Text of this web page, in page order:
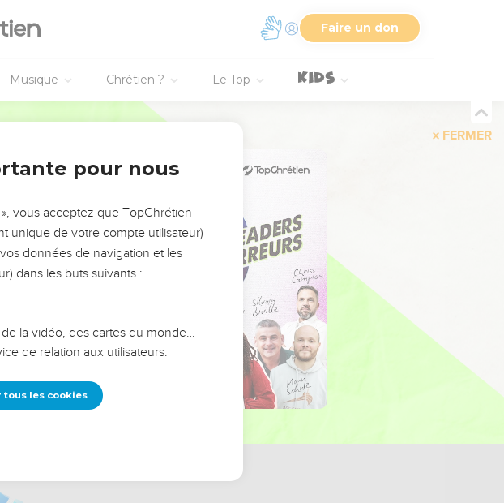
Faire un don
Musique Chrétien ? Le Top
FERMER
voit
pour nous
vous acceptez que TopChrétien
unique de votre compte utilisateur)
données de navigation et les
dans les buts suivants :
la vidéo, des cartes du monde…
de relation aux utilisateurs.
tous les cookies